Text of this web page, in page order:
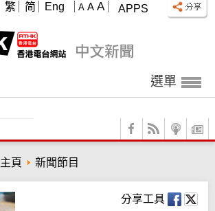
APPS
A A A
繁 简 Eng
選單
主頁 新聞節目
分享工具